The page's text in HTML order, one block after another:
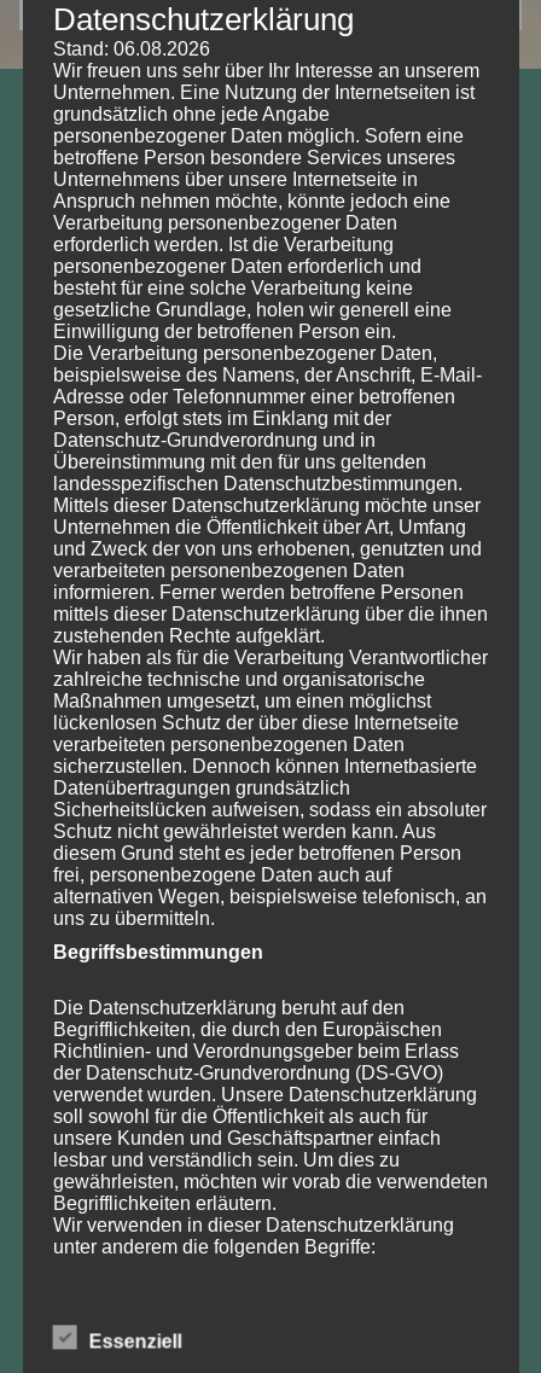
Prof. Dr. Wolfgang Köck
Vorsitzender DNRT e.V.
Deutscher Naturschutzrechtstag e.V. (DNRT e.V.)
Helmholtz-Zentrum für Umweltforschung,
Department Umwelt- und Planungsrecht
Permoserstraße 15
04318 Leipzig
Tel.: 0151/151 80961 (Prof. Dr. Wolfgang Köck)
Tel.: 0341/6025 1257 (Olga Fedorov, Sekretariat)
E-Mail info@dnrt.de
Sie können uns Ihre Anfrage gerne auch perKontaktformular
zusenden.
DNRT e.V. Bankverbindung
Ostseesparkasse Rostock,
IBAN: DE51 1305 0000 0201 0803 38
Veranstaltungen
August
Mo
Di Mi Do Fr Sa So
3
4 5 6 7 8
9
10
11 12 13 14 15
16
17
18 19 20 21 22
23
24
25 26 27 28 29
30
31
3 4 5 6
2025 2026 2027
Sonstiges Alle Kategorien
Sondertagung 2026 zu „50 Jahre Eingriffsregelung“
Datenschutzerklärung
Stand: 06.08.2026
Wir freuen uns sehr über Ihr Interesse an unserem
Unternehmen. Eine Nutzung der Internetseiten ist
grundsätzlich ohne jede Angabe
personenbezogener Daten möglich. Sofern eine
betroffene Person besondere Services unseres
Unternehmens über unsere Internetseite in
Anspruch nehmen möchte, könnte jedoch eine
Verarbeitung personenbezogener Daten
erforderlich werden. Ist die Verarbeitung
personenbezogener Daten erforderlich und
besteht für eine solche Verarbeitung keine
gesetzliche Grundlage, holen wir generell eine
Einwilligung der betroffenen Person ein.
Die Verarbeitung personenbezogener Daten,
beispielsweise des Namens, der Anschrift, E-Mail-
Adresse oder Telefonnummer einer betroffenen
Person, erfolgt stets im Einklang mit der
Datenschutz-Grundverordnung und in
Übereinstimmung mit den für uns geltenden
landesspezifischen Datenschutzbestimmungen.
Mittels dieser Datenschutzerklärung möchte unser
Unternehmen die Öffentlichkeit über Art, Umfang
und Zweck der von uns erhobenen, genutzten und
verarbeiteten personenbezogenen Daten
informieren. Ferner werden betroffene Personen
mittels dieser Datenschutzerklärung über die ihnen
zustehenden Rechte aufgeklärt.
Wir haben als für die Verarbeitung Verantwortlicher
zahlreiche technische und organisatorische
Maßnahmen umgesetzt, um einen möglichst
lückenlosen Schutz der über diese Internetseite
verarbeiteten personenbezogenen Daten
sicherzustellen. Dennoch können Internetbasierte
Datenübertragungen grundsätzlich
Sicherheitslücken aufweisen, sodass ein absoluter
Schutz nicht gewährleistet werden kann. Aus
diesem Grund steht es jeder betroffenen Person
frei, personenbezogene Daten auch auf
alternativen Wegen, beispielsweise telefonisch, an
uns zu übermitteln.
Begriffsbestimmungen
Die Datenschutzerklärung beruht auf den
Begrifflichkeiten, die durch den Europäischen
Richtlinien- und Verordnungsgeber beim Erlass
der Datenschutz-Grundverordnung (DS-GVO)
verwendet wurden. Unsere Datenschutzerklärung
soll sowohl für die Öffentlichkeit als auch für
unsere Kunden und Geschäftspartner einfach
lesbar und verständlich sein. Um dies zu
gewährleisten, möchten wir vorab die verwendeten
Begrifflichkeiten erläutern.
Wir verwenden in dieser Datenschutzerklärung
unter anderem die folgenden Begriffe:
Essenziell